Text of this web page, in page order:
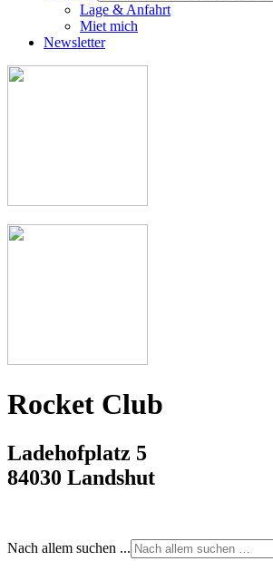
Lage & Anfahrt
Miet mich
Newsletter
Rocket Club
Ladehofplatz 5
84030 Landshut
Nach allem suchen ...